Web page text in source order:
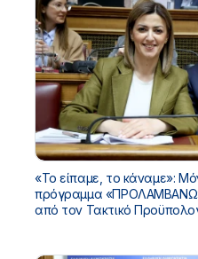
«Το είπαμε, το κάναμε»:
πρόγραμμα
από τον Τακτικό